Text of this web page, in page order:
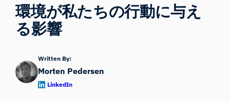
環境が私たちの行動に与え
る影響
Written By:
Morten Pedersen
LinkedIn